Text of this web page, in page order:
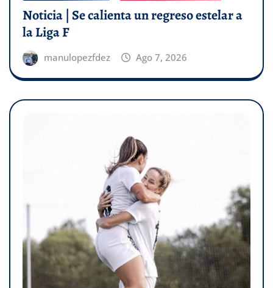
Noticia | Se calienta un regreso estelar a
la Liga F
manulopezfdez Ago 7, 2026